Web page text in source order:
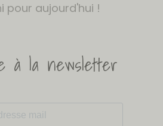
pour aujourd'hui !
à la newsletter